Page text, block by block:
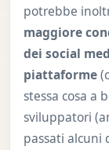
potrebbe
maggiore
dei social
piattaforme
stessa cosa a
sviluppatori
passati alcuni